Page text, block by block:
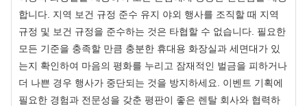
합니다. 지역 보건 규정 준수 유지 야외 행사를 조직할 때 지역
규정 및 보건 규정을 준수하는 것은 타협할 수 없습니다. 필요한
모든 기준을 충족할 만큼 충분한 휴대용 화장실과 세면대가 있
는지 확인하여 마음의 평화를 누리고 잠재적인 벌금을 피하거나
더 나쁜 경우 행사가 중단되는 것을 방지하세요. 이벤트 기획에
필요한 경험과 전문성을 갖춘 평판이 좋은 렌탈 회사와 협력하